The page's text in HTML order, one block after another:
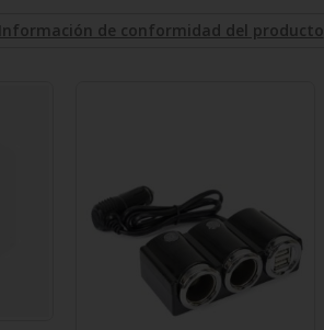
Información de conformidad del producto